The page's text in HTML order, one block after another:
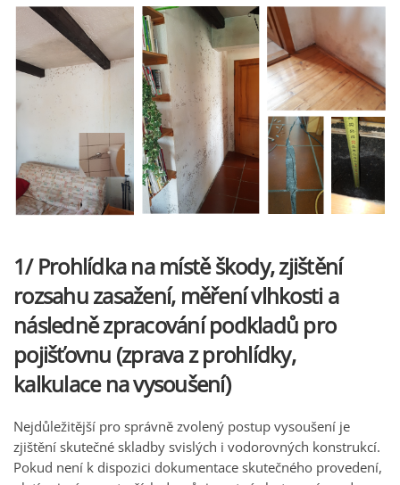
1/ Prohlídka na místě škody, zjištění
rozsahu zasažení, měření vlhkosti a
následně zpracování podkladů pro
pojišťovnu (zprava z prohlídky,
kalkulace na vysoušení)
Nejdůležitější pro správně zvolený postup vysoušení je
zjištění skutečné skladby svislých i vodorovných konstrukcí.
Pokud není k dispozici dokumentace skutečného provedení,